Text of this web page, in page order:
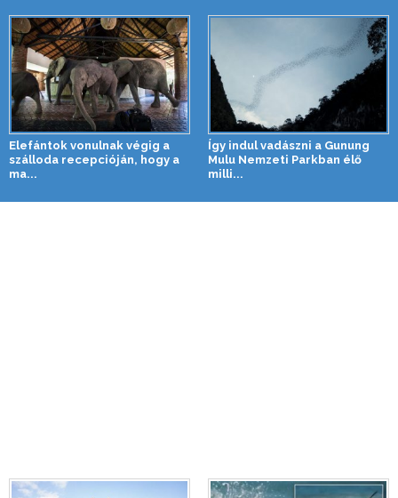
Elefántok vonulnak végig a
szálloda recepcióján, hogy a
ma...
Így indul vadászni a Gunung
Mulu Nemzeti Parkban élő
milli...